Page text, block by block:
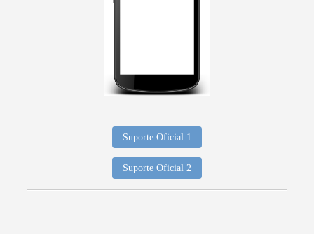
Suporte Oficial 1
Suporte Oficial 2